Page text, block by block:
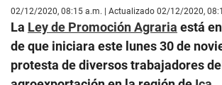
02/12/2020, 08:15 a.m. | Actualizado 02/12/2020,
La Ley de Promoción Agraria está
de que iniciara este lunes 30 de
protesta de diversos trabajadores